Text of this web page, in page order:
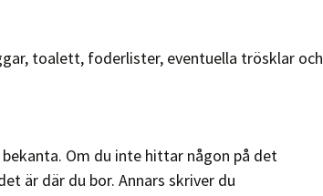
toalett, foderlister, eventuella trösklar och
Om du inte hittar någon på det
är där du bor. Annars skriver du